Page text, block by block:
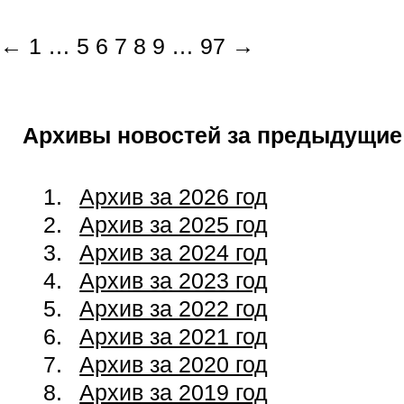
← 1 … 5 6 7 8 9 … 97 →
Архивы новостей за
Архив за 2026 год
Архив за 2025 год
Архив за 2024 год
Архив за 2023 год
Архив за 2022 год
Архив за 2021 год
Архив за 2020 год
Архив за 2019 год